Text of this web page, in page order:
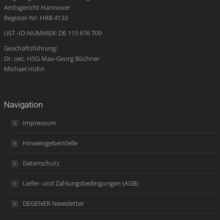
windowwindowwindow
new
Amtsgericht Hannover
Register-Nr. HRB 4133
UST.-ID-NUMMER: DE 115 676 709
Geschäftsführung:
Dr. oec. HSG Max-Georg Büchner
Michael Hühn
Navigation
Impressum
Hinweisgeberstelle
Datenschutz
Liefer- und Zahlungsbedingungen (AGB)
DEGENER Newsletter